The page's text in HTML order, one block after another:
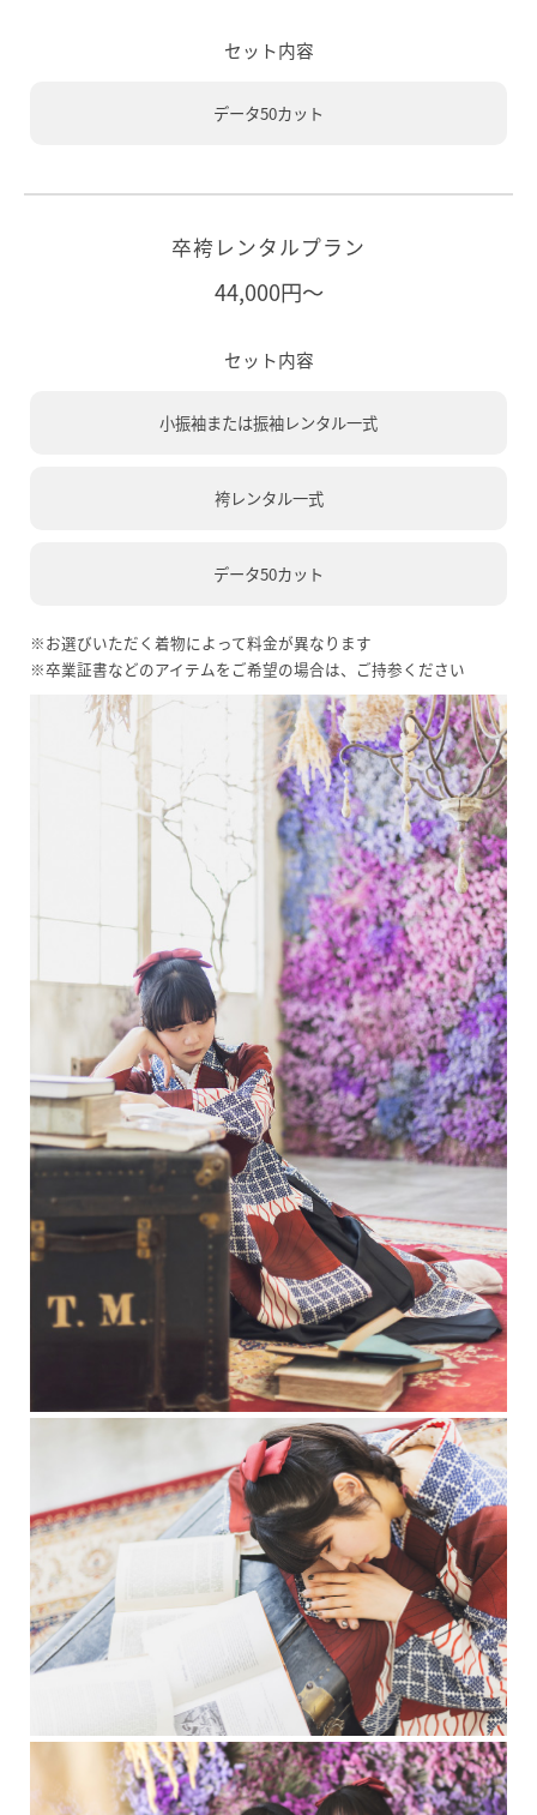
セット内容
データ50カット
卒袴レンタルプラン
44,000円～
セット内容
小振袖または振袖レンタル一式
袴レンタル一式
データ50カット
※お選びいただく着物によって料金が異なります
※卒業証書などのアイテムをご希望の場合は、ご持参ください